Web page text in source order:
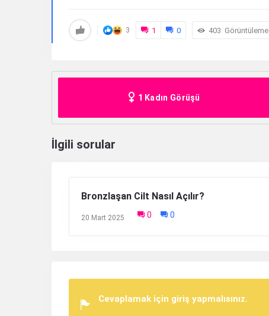
3 1 0 403 Görüntüleme
1 Kadın Görüşü
İlgili sorular
Bronzlaşan Cilt Nasıl Açılır?
20 Mart 2025 0 0
Cevaplamak için giriş yapmalısınız.